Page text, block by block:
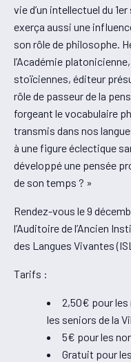
vie d’un intellectuel du
exerça aussi une
son rôle de philosophe.
l’Académie
stoïciennes, éditeur
rôle de passeur de la
forgeant le vocabulaire
transmis dans nos
à une figure éclectique
développé une pensée
de son temps ? »
Rendez-vous le 9
l’Auditoire de l’Ancien
des Langues Vivantes
Tarifs :
2,50€ pour les
les seniors de la
5€ pour les
Gratuit pour